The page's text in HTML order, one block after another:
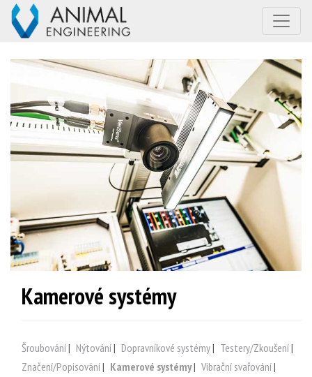
Kamerové systémy
Šroubování| Nýtování| Dopravníkové systémy| Testery/Zkoušení|
Značení/Popisování| Kamerové systémy| Vibrační svařování|